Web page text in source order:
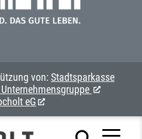
von: Stadtsparkasse
eG